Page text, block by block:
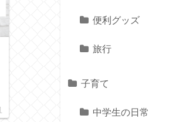
便利グッズ
旅行
子育て
中学生の日常